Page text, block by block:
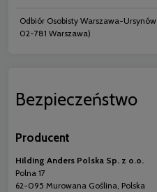
Odbiór Osobisty Warszawa-Ursynów
02-781 Warszawa)
Bezpieczeństwo
Producent
Hilding Anders Polska Sp. z o.o.
Polna 17
62-095 Murowana Goślina, Polska